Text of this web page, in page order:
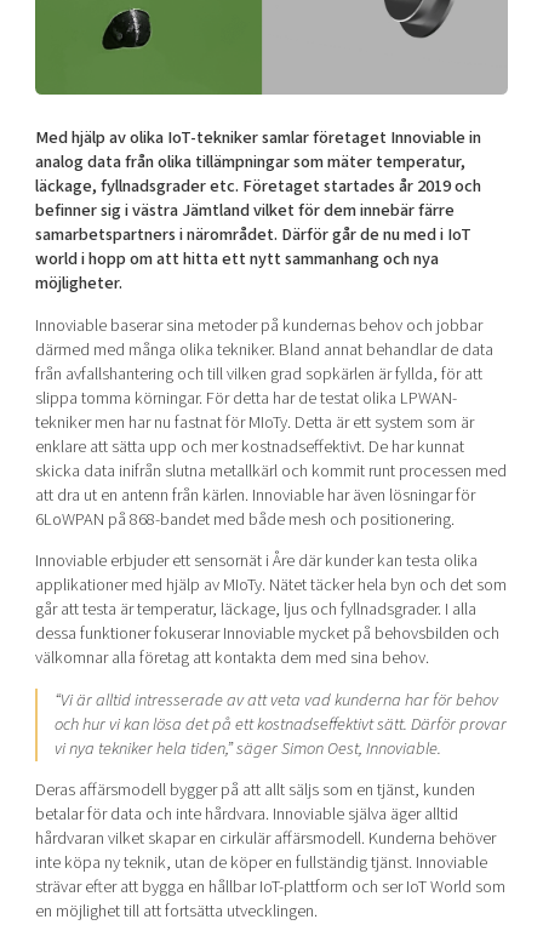
Shaping cities and regions
East Sweden Tech Women
Reversed mentorship
Current offers and activities
Upscaling
Startup & industry collaboration
Offers to boost your business
Funding opportunities
Our community of companies
Projects
Publications
Project toolbox
Our clusters
Reach out to us
Locations
Today's lunch in Mjärdevi
Med hjälp av olika IoT-tekniker samlar företaget Innoviable in
analog data från olika tillämpningar som mäter temperatur,
läckage, fyllnadsgrader etc. Företaget startades år 2019 och
befinner sig i västra Jämtland vilket för dem innebär färre
samarbetspartners i närområdet. Därför går de nu med i IoT
world i hopp om att hitta ett nytt sammanhang och nya
möjligheter.
Innoviable baserar sina metoder på kundernas behov och jobbar
därmed med många olika tekniker. Bland annat behandlar de data
från avfallshantering och till vilken grad sopkärlen är fyllda, för att
slippa tomma körningar. För detta har de testat olika LPWAN-
tekniker men har nu fastnat för MIoTy. Detta är ett system som är
enklare att sätta upp och mer kostnadseffektivt. De har kunnat
skicka data inifrån slutna metallkärl och kommit runt processen med
att dra ut en antenn från kärlen. Innoviable har även lösningar för
6LoWPAN på 868-bandet med både mesh och positionering.
Innoviable erbjuder ett sensornät i Åre där kunder kan testa olika
applikationer med hjälp av MIoTy. Nätet täcker hela byn och det som
går att testa är temperatur, läckage, ljus och fyllnadsgrader. I alla
dessa funktioner fokuserar Innoviable mycket på behovsbilden och
välkomnar alla företag att kontakta dem med sina behov.
“Vi är alltid intresserade av att veta vad kunderna har för behov
och hur vi kan lösa det på ett kostnadseffektivt sätt. Därför provar
vi nya tekniker hela tiden,” säger Simon Oest, Innoviable.
Deras affärsmodell bygger på att allt säljs som en tjänst, kunden
betalar för data och inte hårdvara. Innoviable själva äger alltid
hårdvaran vilket skapar en cirkulär affärsmodell. Kunderna behöver
inte köpa ny teknik, utan de köper en fullständig tjänst. Innoviable
strävar efter att bygga en hållbar IoT-plattform och ser IoT World som
en möjlighet till att fortsätta utvecklingen.